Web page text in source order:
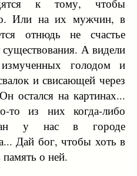
к тому, чтобы
Или на их мужчин, в
отнюдь не счастье
А видели
голодом и
и свисающей через
остался на картинах...
из них когда-либо
у нас в городе
Дай бог, чтобы хоть в
о ней.